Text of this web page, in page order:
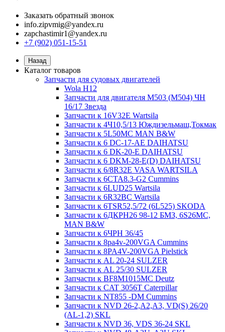
Заказать обратный звонок
info.zipvmig@yandex.ru
zapchastimir1@yandex.ru
+7 (902) 051-15-51
Назад
Каталог товаров
Запчасти для судовых двигателей
Wola H12
Запчасти для двигателя M503 (M504) ЧН
16/17 Звезда
Запчасти к 16V32E Wartsila
Запчасти к 4Ч10,5/13 Юждизельмаш,Токмак
Запчасти к 5L50MC MAN B&W
Запчасти к 6 DC-17-AE DAIHATSU
Запчасти к 6 DK-20-E DAIHATSU
Запчасти к 6 DKM-28-E(D) DAIHATSU
Запчасти к 6/8R32E VASA WARTSILA
Запчасти к 6CTA8.3-G2 Cummins
Запчасти к 6LUD25 Wartsila
Запчасти к 6R32BC Wartsila
Запчасти к 6TSR52,5/72 (6L525) SKODA
Запчасти к 6ДКРН26 98-12 БМЗ, 6S26MC,
MAN B&W
Запчасти к 6ЧРН 36/45
Запчасти к 8pa4v-200VGA Cummins
Запчасти к 8PA4V-200VGA Pielstick
Запчасти к AL 20-24 SULZER
Запчасти к AL 25/30 SULZER
Запчасти к BF8M1015MC Deutz
Запчасти к CAT 3056T Caterpillar
Запчасти к NT855 -DM Cummins
Запчасти к NVD 26-2,A2,A3, VD(S) 26/20
(AL-1,2) SKL
Запчасти к NVD 36, VDS 36-24 SKL